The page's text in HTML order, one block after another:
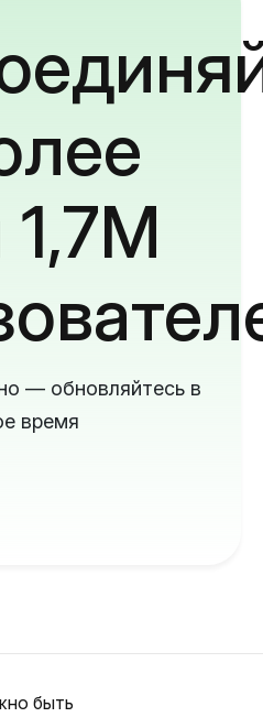
— обновляйтесь в
время
быть